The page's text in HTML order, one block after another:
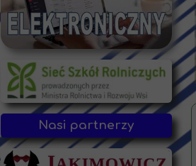
Nasi partnerzy